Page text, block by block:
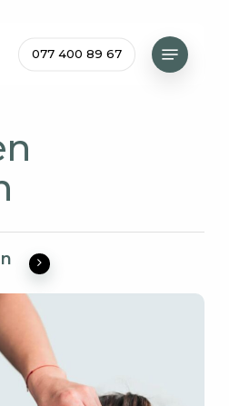
077 400 89 67
Menu